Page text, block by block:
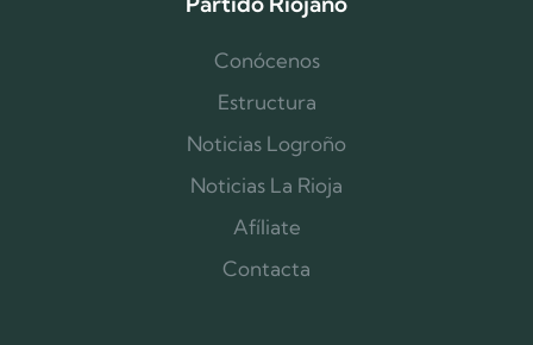
Conócenos
Estructura
Noticias Logroño
Noticias La Rioja
Afíliate
Contacta